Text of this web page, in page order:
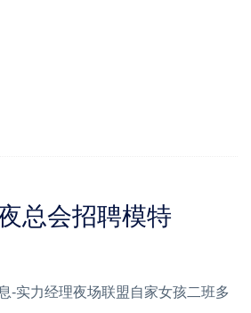
总会招聘模特
-实力经理夜场联盟自家女孩二班多